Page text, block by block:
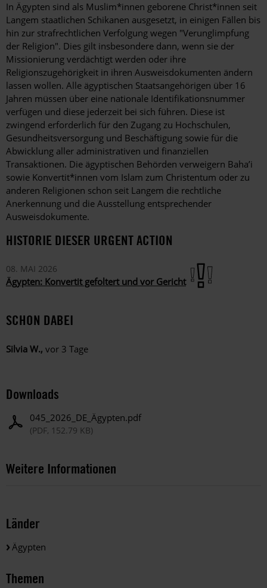
In Ägypten sind als Muslim*innen geborene Christ*innen seit
Langem staatlichen Schikanen ausgesetzt, in einigen Fällen bis
hin zur strafrechtlichen Verfolgung wegen "Verunglimpfung
der Religion". Dies gilt insbesondere dann, wenn sie der
Missionierung verdächtigt werden oder ihre
Religionszugehörigkeit in ihren Ausweisdokumenten ändern
lassen wollen. Alle ägyptischen Staatsangehörigen über 16
Jahren müssen über eine nationale Identifikationsnummer
verfügen und diese jederzeit bei sich führen. Diese ist
zwingend erforderlich für den Zugang zu Hochschulen,
Gesundheitsversorgung und Beschäftigung sowie für die
Abwicklung aller administrativen und finanziellen
Transaktionen. Die ägyptischen Behörden verweigern Baha’i
sowie Konvertit*innen vom Islam zum Christentum oder zu
anderen Religionen schon seit Langem die rechtliche
Anerkennung und die Ausstellung entsprechender
Ausweisdokumente.
HISTORIE DIESER URGENT ACTION
08. MAI 2026
Ägypten: Konvertit gefoltert und vor Gericht
SCHON DABEI
Silvia W., vor 3 Tage
Downloads
045_2026_DE_Ägypten.pdf
(PDF, 152.79 KB)
Weitere Informationen
Länder
Ägypten
Themen